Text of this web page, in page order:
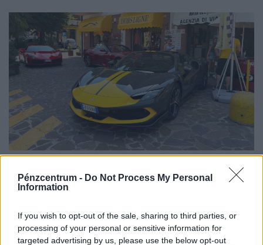
Pénzcentrum - Do Not Process My Personal
Information
If you wish to opt-out of the sale, sharing to third parties, or
processing of your personal or sensitive information for
targeted advertising by us, please use the below opt-out
Mutatjuk!
mutatjuk az árlistát, leesik az állad, mennyibe
kerül az olasz luxus
Pár tízezer forintért szinte bárki vezethet egy igazi
Ferrarit, akár többfélét is - most megmutatjuk, pontosan
mennyibe kerül a nem mindennapi élmény.